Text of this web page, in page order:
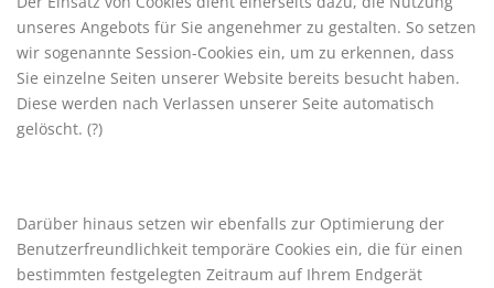
unseres Angebots für Sie angenehmer zu gestalten. So setzen
wir sogenannte Session-Cookies ein, um zu erkennen, dass
Sie einzelne Seiten unserer Website bereits besucht haben.
Diese werden nach Verlassen unserer Seite automatisch
gelöscht. (?)
Darüber hinaus setzen wir ebenfalls zur Optimierung der
Benutzerfreundlichkeit temporäre Cookies ein, die für einen
bestimmten festgelegten Zeitraum auf Ihrem Endgerät